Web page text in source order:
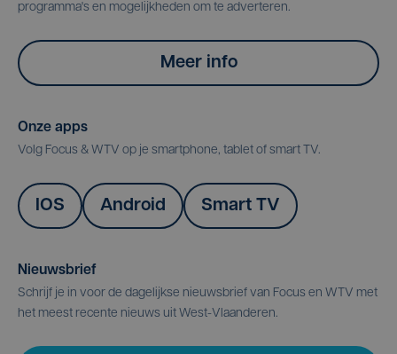
programma's en mogelijkheden om te adverteren.
Meer info
Onze apps
Volg Focus & WTV op je smartphone, tablet of smart TV.
IOS Android Smart TV
Nieuwsbrief
Schrijf je in voor de dagelijkse nieuwsbrief van Focus en WTV met
het meest recente nieuws uit West-Vlaanderen.